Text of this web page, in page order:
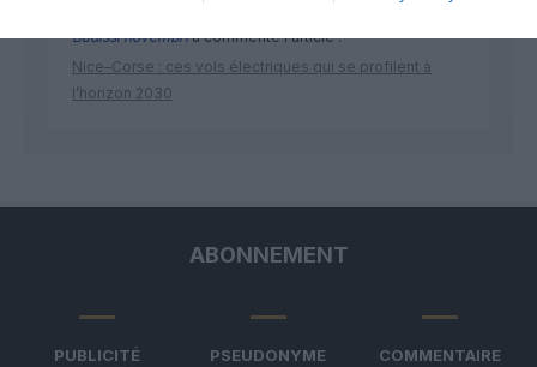
Badissi novembria commenté l'article :
Nice–Corse : ces vols électriques qui se profilent à
l’horizon 2030
ABONNEMENT
PUBLICITÉ
PSEUDONYME
COMMENTAIRE